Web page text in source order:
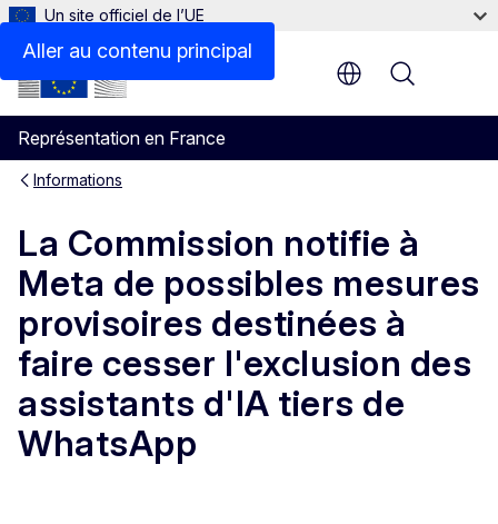
Aller au contenu principal
Un site officiel de l’UE
Représentation en France
Menu
Informations
La Commission notifie à
Meta de possibles mesures
provisoires destinées à
faire cesser l'exclusion des
assistants d'IA tiers de
WhatsApp